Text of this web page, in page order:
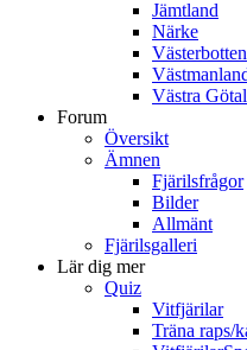
Jämtland
Närke
Västerbotten
Västra
Forum
Översikt
Ämnen
Fjärilsfrågor
Bilder
Allmänt
Fjärilsgalleri
Lär dig mer
Quiz
Vitfjärilar
Träna raps/